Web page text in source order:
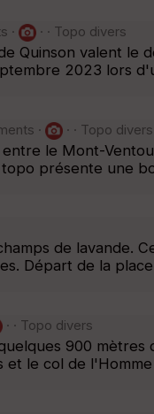
· · · Topo divers
Quinson valent le
2023 lors
· · · Topo divers
le Mont-
présente une
de lavande.
Départ de la
· · Topo divers
900 mètres
et le col de